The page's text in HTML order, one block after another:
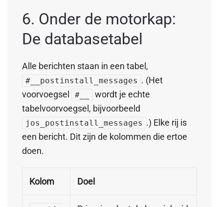
6. Onder de motorkap:
De databasetabel
Alle berichten staan in een tabel,
#__postinstall_messages . (Het
voorvoegsel
#__
wordt je echte
tabelvoorvoegsel, bijvoorbeeld
jos_postinstall_messages .) Elke rij is
een bericht. Dit zijn de kolommen die ertoe
doen.
Kolom Doel